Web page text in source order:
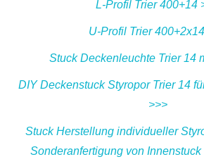
L-Profil Trier 400+14
U-Profil Trier
Stuck Deckenleuchte Trier 14
DIY Deckenstuck Styropor Trier 14
>>>
Stuck Herstellung individueller
Sonderanfertigung von